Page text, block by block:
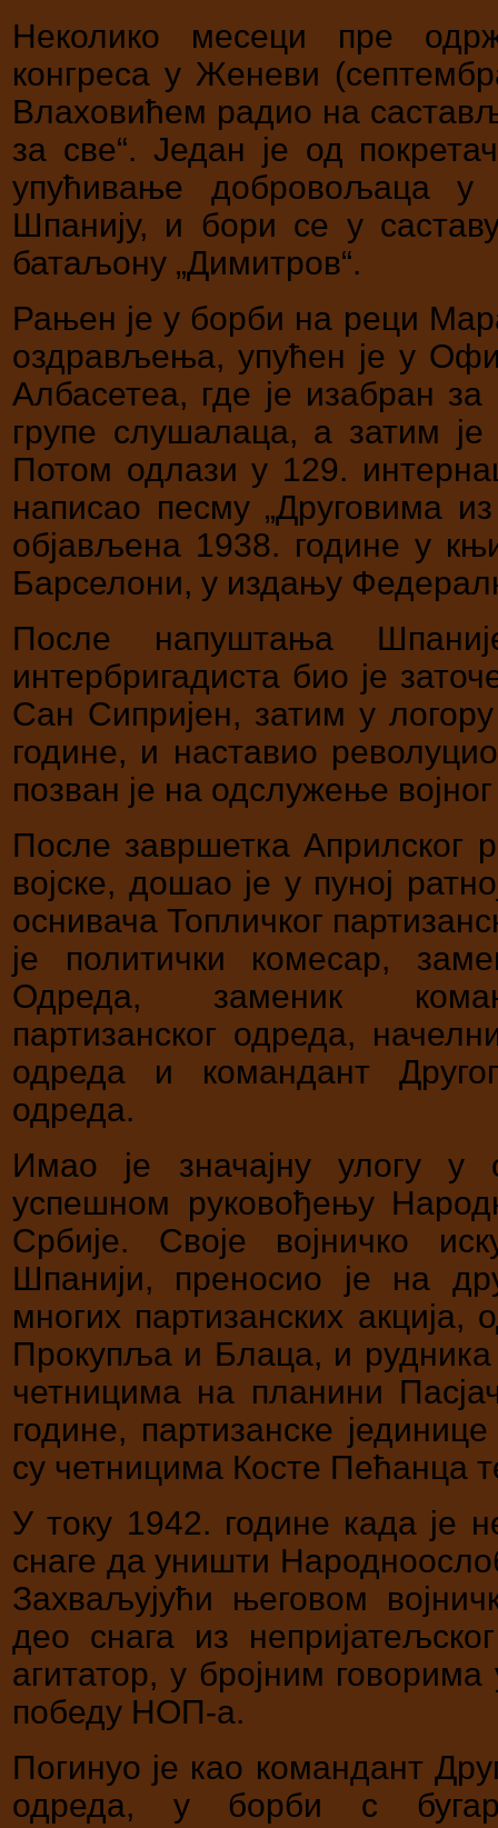
Неколико месеци пре
конгреса у Женеви
Влаховићем радио на
за све“. Један је од
упућивање добровољаца
Шпанију, и бори се у
батаљону „Димитров“.
Рањен је у борби на реци
оздрављења, упућен је у
Албасетеа, где је изабран
групе слушалаца, а затим
Потом одлази у 129.
написао песму „Друговима из
објављена 1938. године у
Барселони, у издању
После напуштања
интербригадиста био је
Сан Сипријен, затим у
године, и наставио
позван је на одслужење
После завршетка Априлског
војске, дошао је у пуној
оснивача Топличког
је политички комесар,
Одреда, заменик
партизанског одреда,
одреда и командант Другог
одреда.
Имао је значајну улогу у
успешном руковођењу
Србије. Своје војничко
Шпанији, преносио је на
многих партизанских
Прокупља и Блаца, и
четницима на планини
године, партизанске
су четницима Косте Пећанца
У току 1942. године када је
снаге да уништи
Захваљујући његовом
део снага из
агитатор, у бројним
победу НОП-а.
Погинуо је као командант
одреда, у борби с